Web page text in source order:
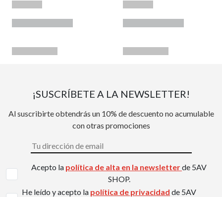
¡SUSCRÍBETE A LA NEWSLETTER!
Al suscribirte obtendrás un 10% de descuento no acumulable
con otras promociones
Acepto la política de alta en la newsletterde 5AV
SHOP.
He leído y acepto la política de privacidad de 5AV